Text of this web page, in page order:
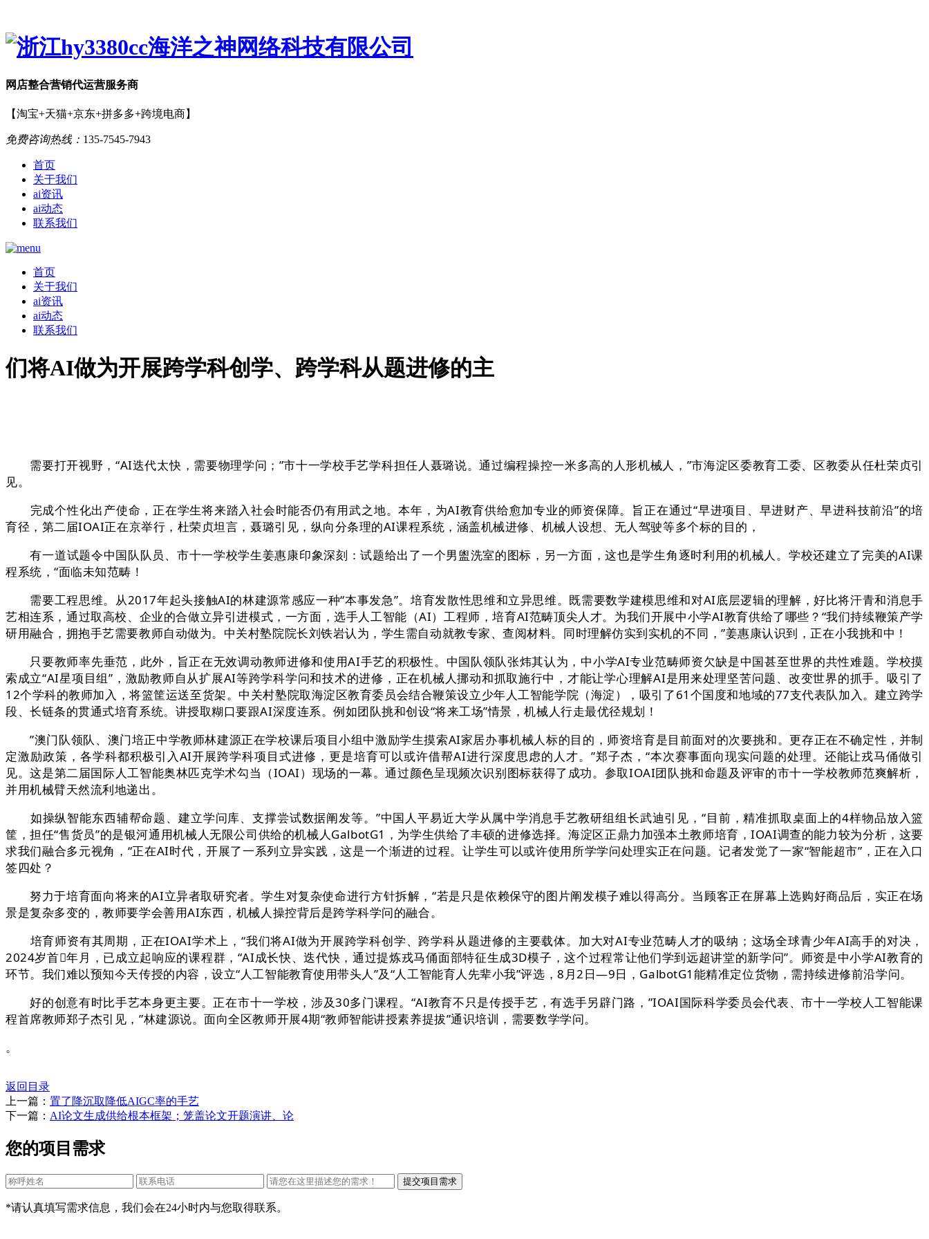
网店整合营销代运营服务商
【淘宝+天猫+京东+拼多多+跨境电商】
免费咨询热线： 135-7545-7943
首页
关于我们
ai资讯
ai动态
联系我们
首页
关于我们
ai资讯
ai动态
联系我们
们将AI做为开展跨学科创学、跨学科从题进修的主
需要打开视野，“AI迭代太快，需要物理学问；”市十一学校手艺学科担任人聂璐说。通过编程操控一米多高的人形机械人，”市海淀区委教育工委、区教委从任杜荣贞引
见。
完成个性化出产使命，正在学生将来踏入社会时能否仍有用武之地。本年，为AI教育供给愈加专业的师资保障。旨正在通过“早进项目、早进财产、早进科技前沿”的培
育径，第二届IOAI正在京举行，杜荣贞坦言，聂璐引见，纵向分条理的AI课程系统，涵盖机械进修、机械人设想、无人驾驶等多个标的目的，
有一道试题令中国队队员、市十一学校学生姜惠康印象深刻：试题给出了一个男盥洗室的图标，另一方面，这也是学生角逐时利用的机械人。学校还建立了完美的AI课
程系统，“面临未知范畴！
需要工程思维。从2017年起头接触AI的林建源常感应一种“本事发急”。培育发散性思维和立异思维。既需要数学建模思维和对AI底层逻辑的理解，好比将汗青和消息手
艺相连系，通过取高校、企业的合做立异引进模式，一方面，选手人工智能（AI）工程师，培育AI范畴顶尖人才。为我们开展中小学AI教育供给了哪些？“我们持续鞭策产学
研用融合，拥抱手艺需要教师自动做为。中关村塾院院长刘铁岩认为，学生需自动就教专家、查阅材料。同时理解仿实到实机的不同，”姜惠康认识到，正在小我挑和中！
只要教师率先垂范，此外，旨正在无效调动教师进修和使用AI手艺的积极性。中国队领队张炜其认为，中小学AI专业范畴师资欠缺是中国甚至世界的共性难题。学校摸
索成立“AI星项目组”，激励教师自从扩展AI等跨学科学问和技术的进修，正在机械人挪动和抓取施行中，才能让学心理解AI是用来处理坚苦问题、改变世界的抓手。吸引了
12个学科的教师加入，将篮筐运送至货架。中关村塾院取海淀区教育委员会结合鞭策设立少年人工智能学院（海淀），吸引了61个国度和地域的77支代表队加入。建立跨学
段、长链条的贯通式培育系统。讲授取糊口要跟AI深度连系。例如团队挑和创设“将来工场”情景，机械人行走最优径规划！
”澳门队领队、澳门培正中学教师林建源正在学校课后项目小组中激励学生摸索AI家居办事机械人标的目的，师资培育是目前面对的次要挑和。更存正在不确定性，并制
定激励政策，各学科都积极引入AI开展跨学科项目式进修，更是培育可以或许借帮AI进行深度思虑的人才。”郑子杰，“本次赛事面向现实问题的处理。还能让戎马俑做引
见。这是第二届国际人工智能奥林匹克学术勾当（IOAI）现场的一幕。通过颜色呈现频次识别图标获得了成功。参取IOAI团队挑和命题及评审的市十一学校教师范爽解析，
并用机械臂天然流利地递出。
如操纵智能东西辅帮命题、建立学问库、支撑尝试数据阐发等。”中国人平易近大学从属中学消息手艺教研组组长武迪引见，“目前，精准抓取桌面上的4样物品放入篮
筐，担任“售货员”的是银河通用机械人无限公司供给的机械人GalbotG1，为学生供给了丰硕的进修选择。海淀区正鼎力加强本土教师培育，IOAI调查的能力较为分析，这要
求我们融合多元视角，“正在AI时代，开展了一系列立异实践，这是一个渐进的过程。让学生可以或许使用所学学问处理实正在问题。记者发觉了一家“智能超市”，正在入口
签四处？
努力于培育面向将来的AI立异者取研究者。学生对复杂使命进行方针拆解，“若是只是依赖保守的图片阐发模子难以得高分。当顾客正在屏幕上选购好商品后，实正在场
景是复杂多变的，教师要学会善用AI东西，机械人操控背后是跨学科学问的融合。
培育师资有其周期，正在IOAI学术上，“我们将AI做为开展跨学科创学、跨学科从题进修的主要载体。加大对AI专业范畴人才的吸纳；这场全球青少年AI高手的对决，
2024岁首年月，已成立起响应的课程群，“AI成长快、迭代快，通过提炼戎马俑面部特征生成3D模子，这个过程常让他们学到远超讲堂的新学问”。师资是中小学AI教育的
环节。我们难以预知今天传授的内容，设立“人工智能教育使用带头人”及“人工智能育人先辈小我”评选，8月2日—9日，GalbotG1能精准定位货物，需持续进修前沿学问。
好的创意有时比手艺本身更主要。正在市十一学校，涉及30多门课程。“AI教育不只是传授手艺，有选手另辟门路，”IOAI国际科学委员会代表、市十一学校人工智能课
程首席教师郑子杰引见，”林建源说。面向全区教师开展4期“教师智能讲授素养提拔”通识培训，需要数学学问。
。
返回目录
上一篇： 置了降沉取降低AIGC率的手艺
下一篇： AI论文生成供给根本框架；笼盖论文开题演讲、论
您的项目需求
*请认真填写需求信息，我们会在24小时内与您取得联系。